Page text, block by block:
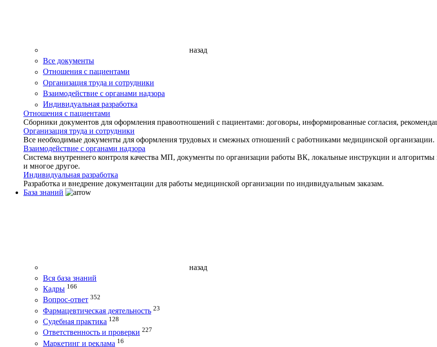
назад
Все документы
Отношения с пациентами
Организация труда и сотрудники
Взаимодействие с органами надзора
Индивидуальная разработка
Отношения с пациентами
Сборники документов для оформления правоотношений с пациентами: договоры, информированные согласия,
Организация труда и сотрудники
Все необходимые документы для оформления трудовых и смежных отношений с работниками медицинской организации.
Взаимодействие с органами надзора
Система внутреннего контроля качества МП, документы по организации работы ВК, локальные инструкции и
и многое другое.
Индивидуальная разработка
Разработка и внедрение документации для работы медицинской организации по индивидуальным заказам.
База знаний
назад
Вся база знаний
Кадры 166
Вопрос-ответ 352
Фармацевтическая деятельность 23
Судебная практика 128
Ответственность и проверки 227
Маркетинг и реклама 16